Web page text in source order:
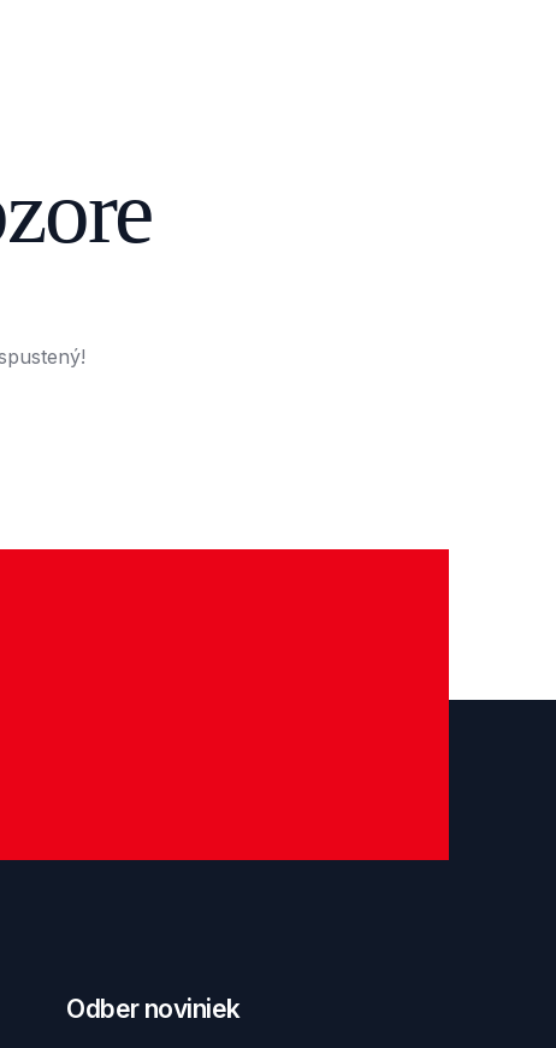
Odber noviniek